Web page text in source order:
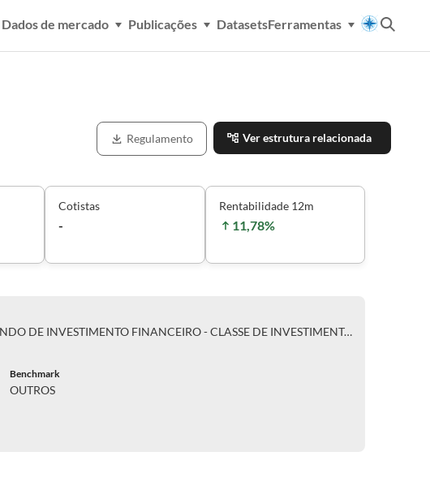
Dados de mercado Publicações DatasetsFerramentas
Regulamento Ver estrutura relacionada
Cotistas
-
Rentabilidade 12m
11,78%
BRADESCO V-E FUNDO DE INVESTIMENTO FINANCEIRO - CLASSE DE INVESTIMENTO EM COTAS RENDA FIXA - RESPONSABILIDADE LIMITADA
Benchmark
OUTROS